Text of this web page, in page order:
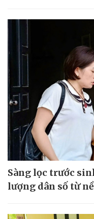
Sàng lọc trước
lượng dân số từ